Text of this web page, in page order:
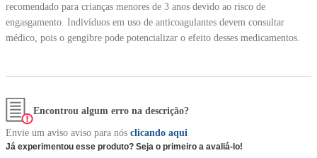
recomendado para crianças menores de 3 anos devido ao risco de
engasgamento. Indivíduos em uso de anticoagulantes devem consultar
médico, pois o gengibre pode potencializar o efeito desses medicamentos.
Encontrou algum erro na descrição?
Envie um aviso aviso para nós clicando aqui
Já experimentou esse produto? Seja o primeiro a avaliá-lo!